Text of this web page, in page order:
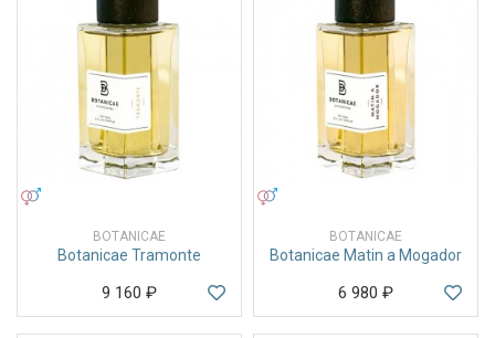
BOTANICAE
Botanicae Tramonte
9 160 ₽
BOTANICAE
Botanicae Matin a Mogador
6 980 ₽